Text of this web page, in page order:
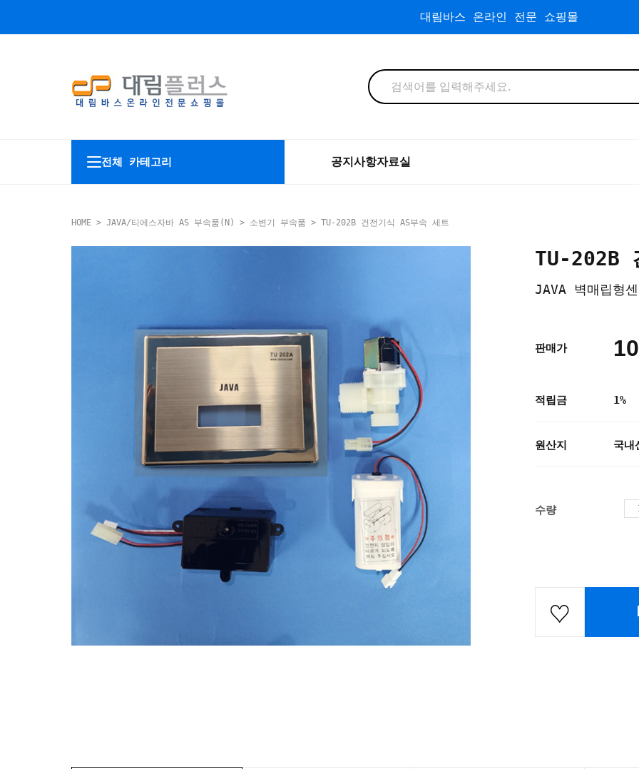
대림바스 온라인 전문 쇼핑몰
전체 카테고리 공지사항자료실
HOME > JAVA/티에스자바 AS 부속품(N) > 소변기 부속품 > TU-202B 건전기식 AS부속 세트
TU-202B
JAVA 벽매립형
판매가
적립금 1%
원산지 국내
수량